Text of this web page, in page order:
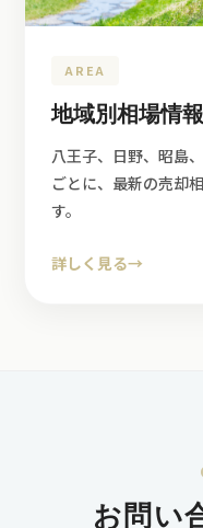
AREA
地域別相場情報
八王子、日野、昭島
ごとに、最新の売却
す。
詳しく見る→
お問い